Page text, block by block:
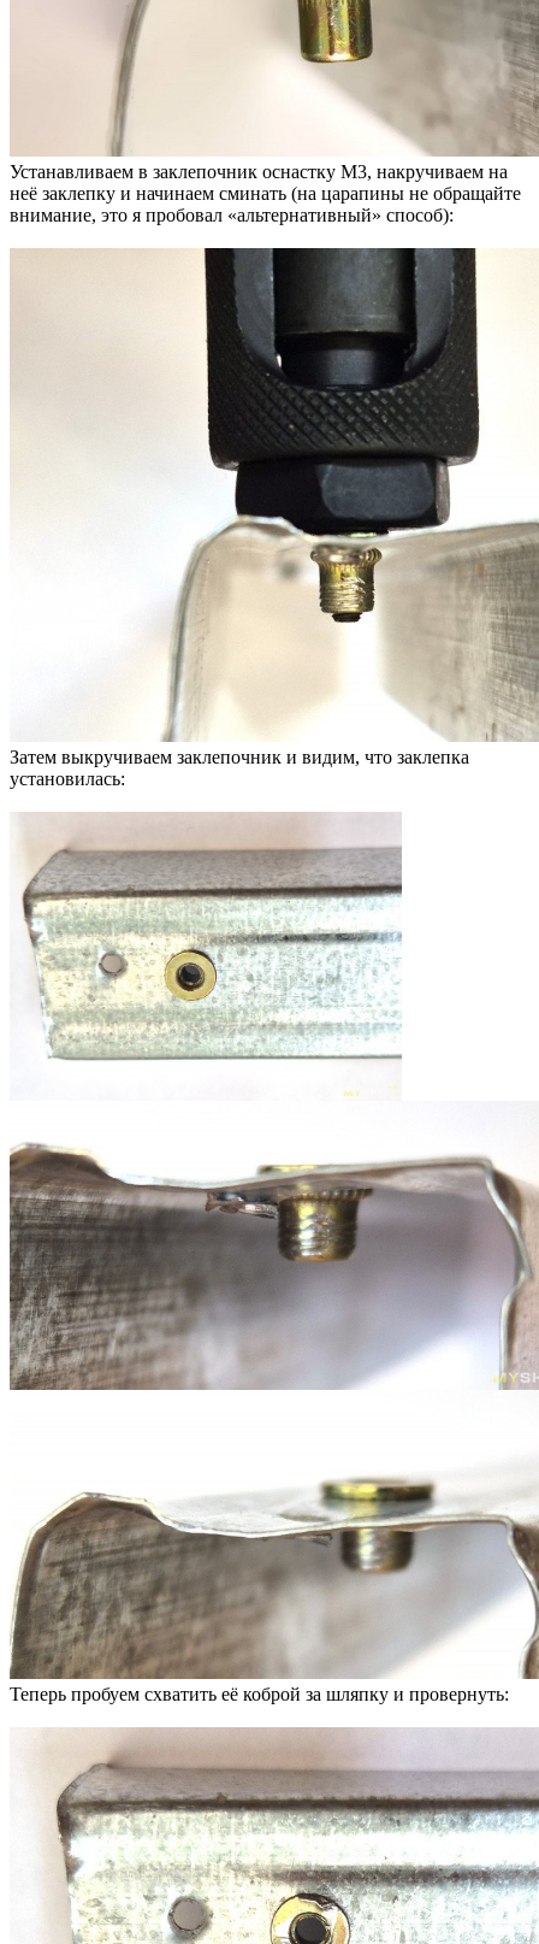
Устанавливаем в заклепочник оснастку М3, накручиваем на
неё заклепку и начинаем сминать (на царапины не обращайте
внимание, это я пробовал «альтернативный» способ):
Затем выкручиваем заклепочник и видим, что заклепка
установилась:
Теперь пробуем схватить её коброй за шляпку и провернуть: